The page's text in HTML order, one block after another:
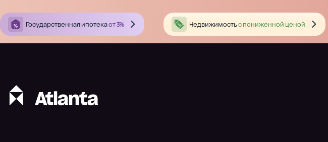
Государственная ипотекаот 3% Недвижимостьс пониженной ценой